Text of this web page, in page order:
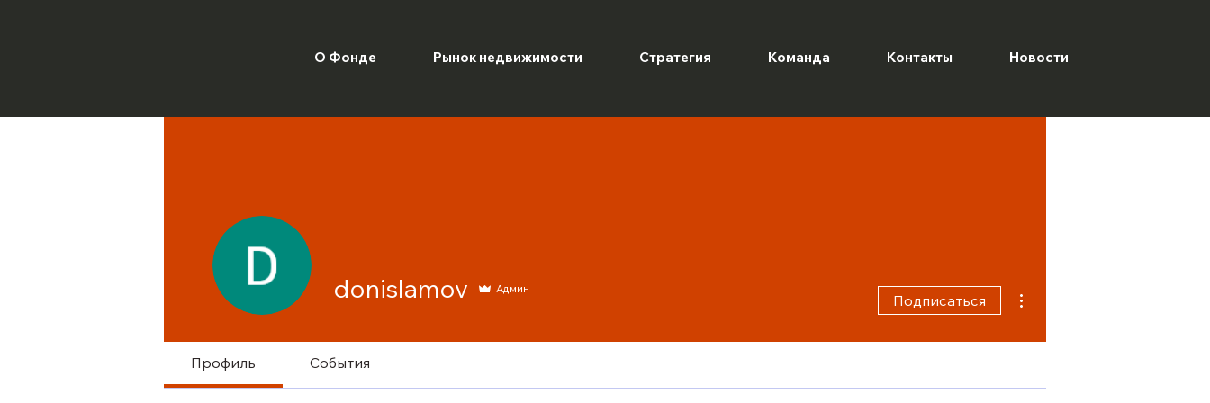
О Фонде Рынок недвижимости Стратегия Команда Контакты Новости
donislamov Админ
Подписаться
Профиль События